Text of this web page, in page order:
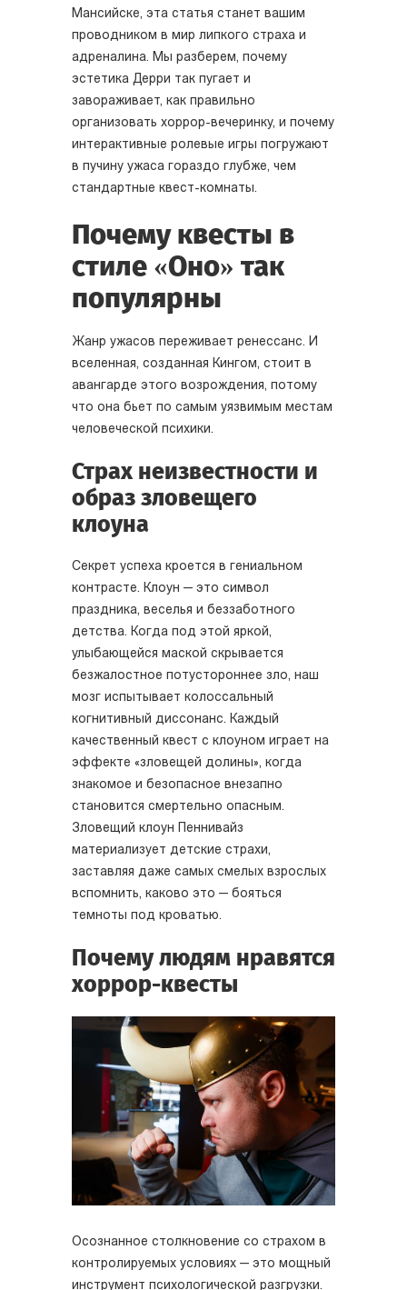
Мансийске, эта статья станет вашим
проводником в мир липкого страха и
адреналина. Мы разберем, почему
эстетика Дерри так пугает и
завораживает, как правильно
организовать хоррор-вечеринку, и почему
интерактивные ролевые игры погружают
в пучину ужаса гораздо глубже, чем
стандартные квест-комнаты.
Почему квесты в
стиле «Оно» так
популярны
Жанр ужасов переживает ренессанс. И
вселенная, созданная Кингом, стоит в
авангарде этого возрождения, потому
что она бьет по самым уязвимым местам
человеческой психики.
Страх неизвестности и
образ зловещего
клоуна
Секрет успеха кроется в гениальном
контрасте. Клоун — это символ
праздника, веселья и беззаботного
детства. Когда под этой яркой,
улыбающейся маской скрывается
безжалостное потустороннее зло, наш
мозг испытывает колоссальный
когнитивный диссонанс. Каждый
качественный квест с клоуном играет на
эффекте «зловещей долины», когда
знакомое и безопасное внезапно
становится смертельно опасным.
Зловещий клоун Пеннивайз
материализует детские страхи,
заставляя даже самых смелых взрослых
вспомнить, каково это — бояться
темноты под кроватью.
Почему людям нравятся
хоррор-квесты
Осознанное столкновение со страхом в
контролируемых условиях — это мощный
инструмент психологической разгрузки.